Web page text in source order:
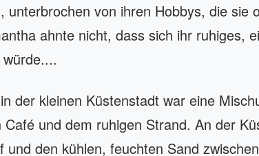
unterbrochen von ihren Hobbys, die sie
ahnte nicht, dass sich ihr ruhiges,
der kleinen Küstenstadt war eine
und dem ruhigen Strand. An der
und den kühlen, feuchten Sand